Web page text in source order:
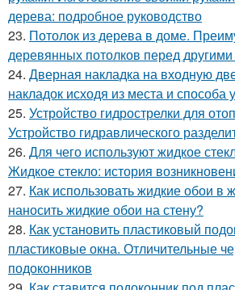
дерева: подробное руководство
23. Потолок из дерева в доме.
деревянных потолков перед
24. Дверная накладка на входную
накладок исходя из места и способа
25. Устройство гидрострелки для
Устройство гидравлического
26. Для чего используют жидкое
Жидкое стекло: история
27. Как использовать жидкие обои в
наносить жидкие обои на стену?
28. Как установить пластиковый
пластиковые окна. Отличительные
подоконников